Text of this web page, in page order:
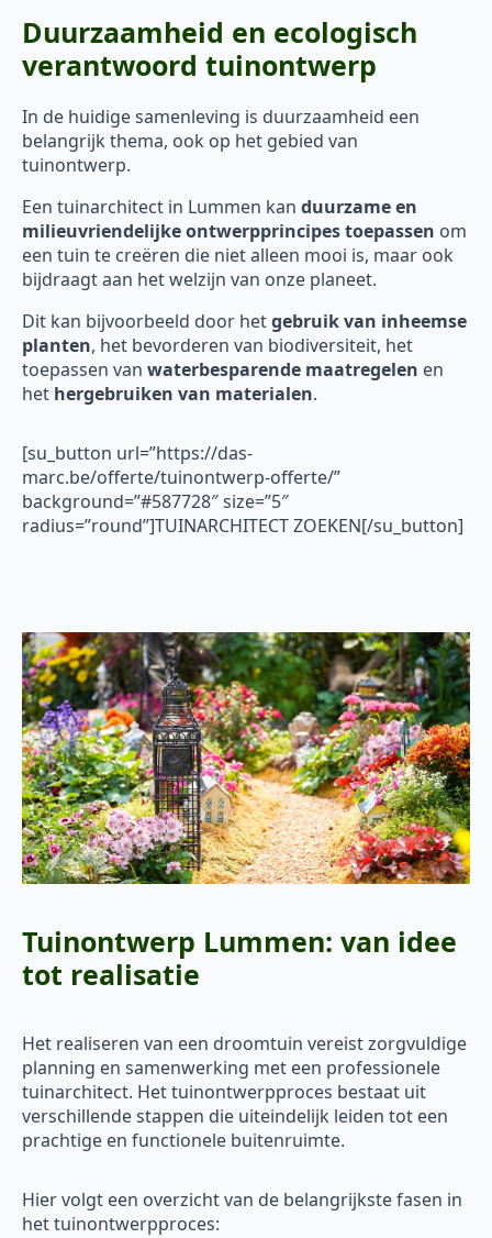
Duurzaamheid en ecologisch
verantwoord tuinontwerp
In de huidige samenleving is duurzaamheid een
belangrijk thema, ook op het gebied van
tuinontwerp.
Een tuinarchitect in Lummen kan duurzame en
milieuvriendelijke ontwerpprincipes toepassen om
een tuin te creëren die niet alleen mooi is, maar ook
bijdraagt aan het welzijn van onze planeet.
Dit kan bijvoorbeeld door hetgebruik van inheemse
planten, het bevorderen van biodiversiteit, het
toepassen van waterbesparende maatregelen en
het hergebruiken van materialen.
[su_button url=”https://das-
marc.be/offerte/tuinontwerp-offerte/”
background=”#587728″ size=”5″
radius=”round”]TUINARCHITECT ZOEKEN[/su_button]
Tuinontwerp Lummen: van idee
tot realisatie
Het realiseren van een droomtuin vereist zorgvuldige
planning en samenwerking met een professionele
tuinarchitect. Het tuinontwerpproces bestaat uit
verschillende stappen die uiteindelijk leiden tot een
prachtige en functionele buitenruimte.
Hier volgt een overzicht van de belangrijkste fasen in
het tuinontwerpproces: